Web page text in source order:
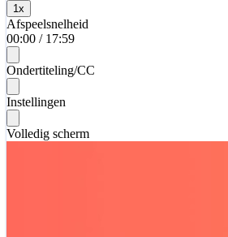
1 x
Afspeelsnelheid
00:00 / 17:59
Ondertiteling/CC
Instellingen
Volledig scherm